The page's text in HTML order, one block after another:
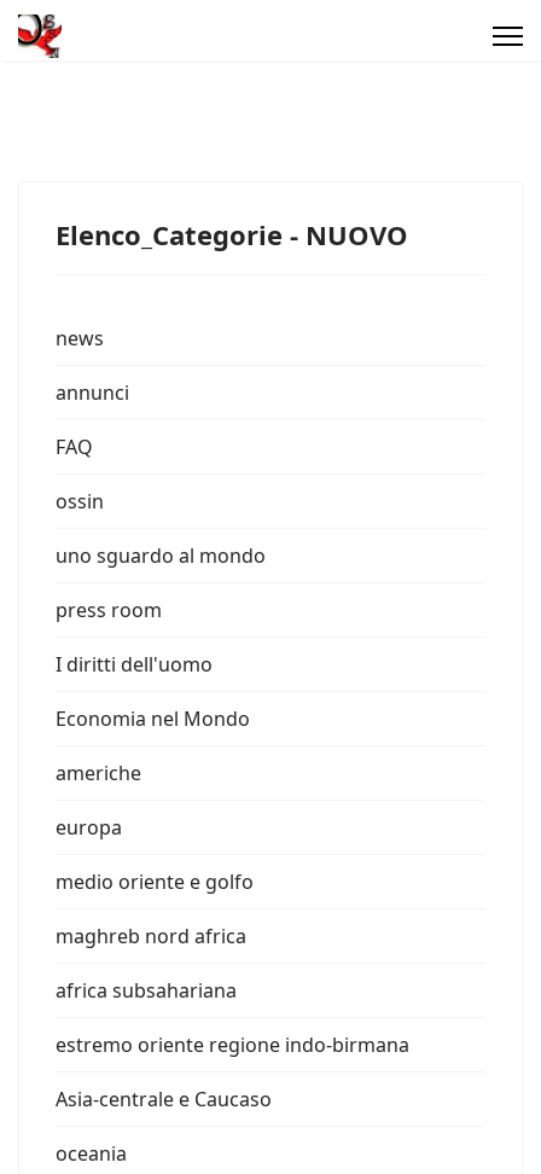
Elenco_Categorie - NUOVO
news
annunci
FAQ
ossin
uno sguardo al mondo
press room
I diritti dell'uomo
Economia nel Mondo
americhe
europa
medio oriente e golfo
maghreb nord africa
africa subsahariana
estremo oriente regione indo-birmana
Asia-centrale e Caucaso
oceania